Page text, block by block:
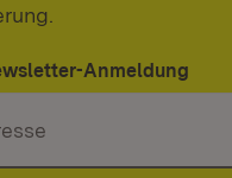
Anmeldung